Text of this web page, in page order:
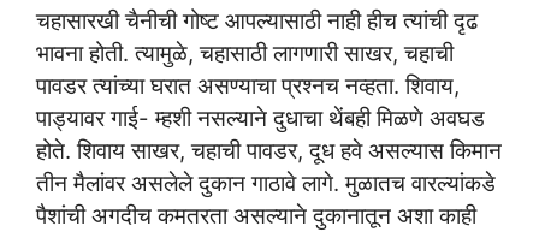
चहासारखी चैनीची गोष्ट आपल्यासाठी नाही हीच त्यांची दृढ
भावना होती. त्यामुळे, चहासाठी लागणारी साखर, चहाची
पावडर त्यांच्या घरात असण्याचा प्रश्नच नव्हता. शिवाय,
पाड्यावर गाई- म्हशी नसल्याने दुधाचा थेंबही मिळणे अवघड
होते. शिवाय साखर, चहाची पावडर, दूध हवे असल्यास किमान
तीन मैलांवर असलेले दुकान गाठावे लागे. मुळातच वारल्यांकडे
पैशांची अगदीच कमतरता असल्याने दुकानातून अशा काही